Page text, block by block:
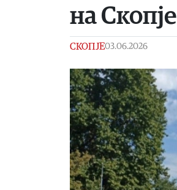
на Скопје
СКОПЈЕ03.06.2026